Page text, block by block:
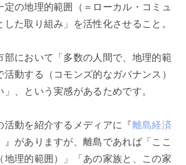
定の地理的範囲（＝ローカル・コミュ
た取り組み」を活性化させること。
部において「多数の人間で、地理的範
活動する（コモンズ的なガバナンス）
、という実感があるためです。
活動を紹介するメディアに『離島経済
』がありますが、離島であれば「ここ
地理的範囲）」「あの家族と、この家